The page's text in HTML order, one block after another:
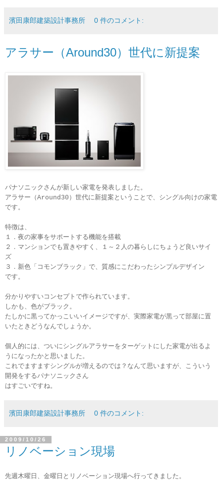
濱田康郎建築設計事務所 0 件のコメント:
アラサー（Around30）世代に新提案
パナソニックさんが新しい家電を発表しました。
アラサー（Around30）世代に新提案ということで、シングル向けの家電
です。
特徴は、
１．夜の家事をサポートする機能を搭載
２． マンションでも置きやすく、１～２人の暮らしにちょうど良いサイ
ズ
３． 新色「コモンブラック」で、質感にこだわったシンプルデザイン
です。
分かりやすいコンセプトで作られています。
しかも、色がブラック。
たしかに黒ってかっこいいイメージですが、実際家電が黒って部屋に置
いたときどうなんでしょうか。
個人的には、ついにシングルアラサーをターゲットにした家電が出るよ
うになったかと思いました。
これでますますシングルが増えるのでは？なんて思いますが、こういう
開発をするパナソニックさん
はすごいですね。
濱田康郎建築設計事務所 0 件のコメント:
2009/10/26
リノベーション現場
先週木曜日、金曜日とリノベーション現場へ行ってきました。